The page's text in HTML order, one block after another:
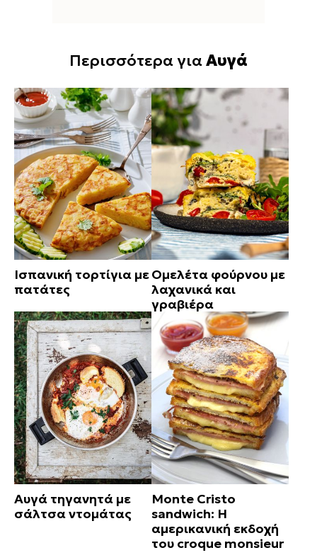
Περισσότερα γιαΑυγά
Ισπανική τορτίγια με
πατάτες
Ομελέτα φούρνου με
λαχανικά και
γραβιέρα
Αυγά τηγανητά με
σάλτσα ντομάτας
Monte Cristo
sandwich: Η
αμερικανική εκδοχή
του croque monsieur